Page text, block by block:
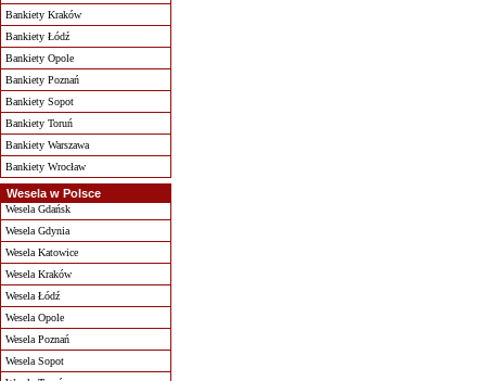
Bankiety Kraków
Bankiety Łódź
Bankiety Opole
Bankiety Poznań
Bankiety Sopot
Bankiety Toruń
Bankiety Warszawa
Bankiety Wrocław
Wesela w Polsce
Wesela Gdańsk
Wesela Gdynia
Wesela Katowice
Wesela Kraków
Wesela Łódź
Wesela Opole
Wesela Poznań
Wesela Sopot